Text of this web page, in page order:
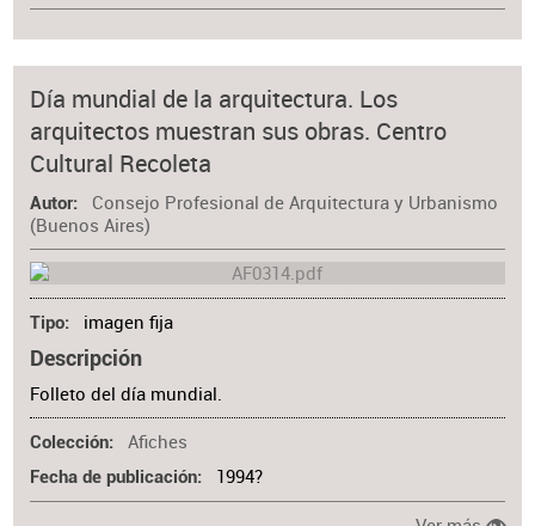
Día mundial de la arquitectura. Los
arquitectos muestran sus obras. Centro
Cultural Recoleta
Autor
Consejo Profesional de Arquitectura y Urbanismo
(Buenos Aires)
Tipo imagen fija
Descripción
Folleto del día mundial.
Colección Afiches
Fecha de publicación 1994?